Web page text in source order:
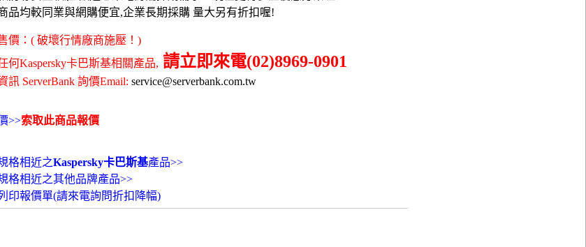
品均較同業與網購便宜,企業長期採購 量大另有折扣喔!
價：( 破壞行情廠商施壓！)
何Kaspersky卡巴斯基相關產品, 請立即來電(02)8969-0901
訊 ServerBank 詢價Email: service@serverbank.com.tw
>>索取此商品報價
格相近之Kaspersky卡巴斯基產品>>
格相近之其他品牌產品>>
印報價單(請來電詢問折扣降幅)